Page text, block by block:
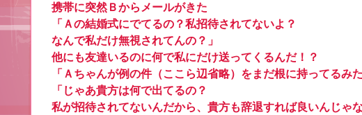
携帯に突然Ｂからメールがきた
「Ａの結婚式にでてるの？私招待されてないよ？
なんで私だけ無視されてんの？」
他にも友達いるのに何で私にだけ送ってくるんだ！？
「Ａちゃんが例の件（ここら辺省略）をまだ根に持ってるみ
「じゃあ貴方は何で出てるの？
私が招待されてないんだから、貴方も辞退すれば良いんじゃ